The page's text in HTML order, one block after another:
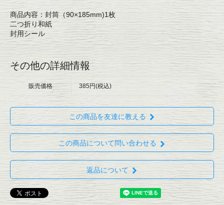
商品内容：封筒（90×185mm)1枚
二つ折り和紙
封用シール
その他の詳細情報
販売価格 385円(税込)
この商品を友達に教える
この商品について問い合わせる
返品について